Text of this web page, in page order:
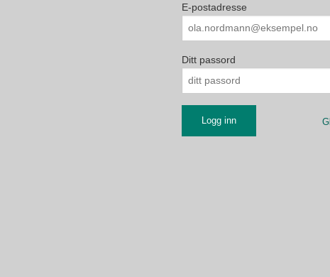
E-postadresse
Ditt passord